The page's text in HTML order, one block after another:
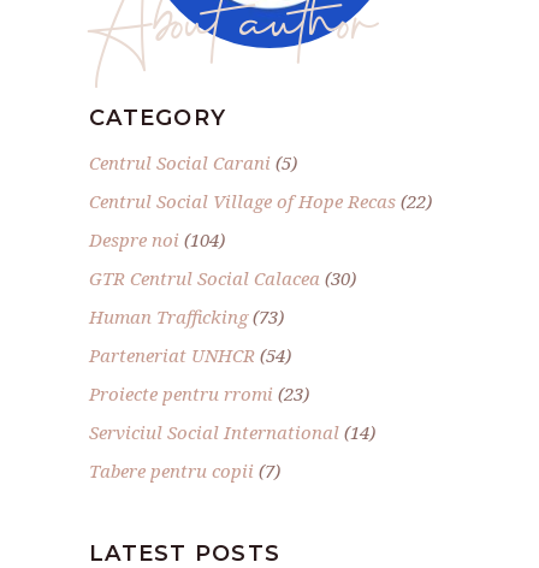
CATEGORY
Centrul Social Carani (5)
Centrul Social Village of Hope Recas (22)
Despre noi (104)
GTR Centrul Social Calacea (30)
Human Trafficking(73)
Parteneriat UNHCR (54)
Proiecte pentru rromi (23)
Serviciul Social International (14)
Tabere pentru copii (7)
LATEST POSTS